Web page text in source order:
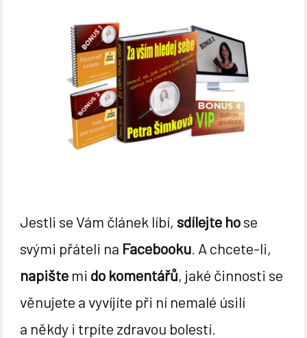
Jestli se Vám článek líbí, sdílejte hose
svými přáteli na Facebooku . A chcete-li,
napište mi do komentářů, jaké činnosti se
věnujete a vyvíjíte při ní nemalé úsilí
a někdy i trpíte zdravou bolestí.